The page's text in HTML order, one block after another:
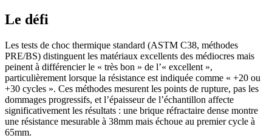
Le défi
Les tests de choc thermique standard (ASTM C38, méthodes
PRE/BS) distinguent les matériaux excellents des médiocres mais
peinent à différencier le « très bon » de l’« excellent »,
particulièrement lorsque la résistance est indiquée comme « +20 ou
+30 cycles ». Ces méthodes mesurent les points de rupture, pas les
dommages progressifs, et l’épaisseur de l’échantillon affecte
significativement les résultats : une brique réfractaire dense montre
une résistance mesurable à 38mm mais échoue au premier cycle à
65mm.